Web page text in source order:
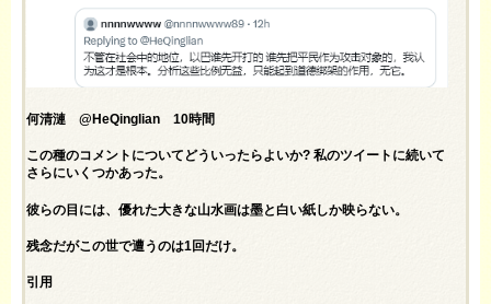
何清漣 @HeQinglian 10時間
この種のコメントについてどういったらよいか? 私のツイートに続いて
さらにいくつかあった。
彼らの目には、優れた大きな山水画は墨と白い紙しか映らない。
残念だがこの世で遭うのは1回だけ。
引用